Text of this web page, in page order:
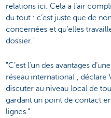
relations ici. Cela a l’air
du tout : c’est juste que de
concernées et qu’elles
dossier."
"C’est l’un des avantages
réseau international", déclare
discuter au niveau local de
gardant un point de contact
lignes."